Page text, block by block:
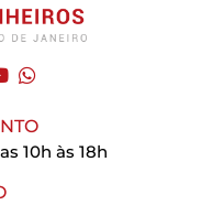
10h às 18h